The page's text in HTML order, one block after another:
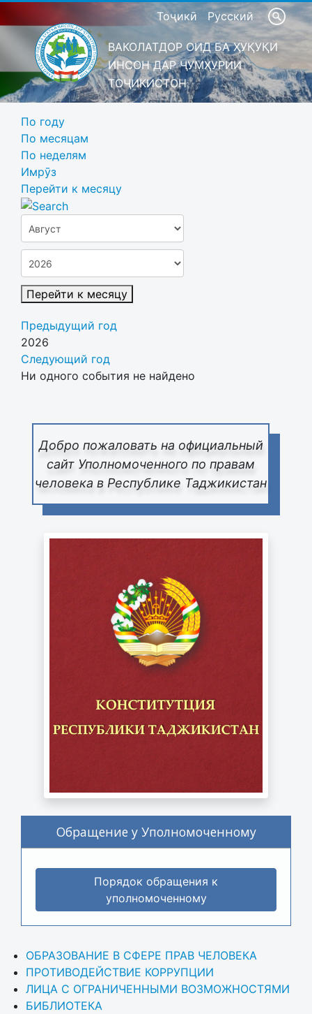
Тоҷикӣ Русский
ВАКОЛАТДОР ОИД БА ҲУҚУҚИ
ИНСОН ДАР ҶУМҲУРИИ
ТОҶИКИСТОН
Добро пожаловать на официальный
сайт Уполномоченного по правам
человека в Республике Таджикистан
Обращение у Уполномоченному
Порядок обращения к
уполномоченному
ОБРАЗОВАНИЕ В СФЕРЕ ПРАВ ЧЕЛОВЕКА
ПРОТИВОДЕЙСТВИЕ КОРРУПЦИИ
ЛИЦА С ОГРАНИЧЕННЫМИ ВОЗМОЖНОСТЯМИ
БИБЛИОТЕКА
По году
По месяцам
По неделям
Имрӯз
Перейти к месяцу
Перейти к месяцу
Предыдущий год
2026
Следующий год
Ни одного события не найдено